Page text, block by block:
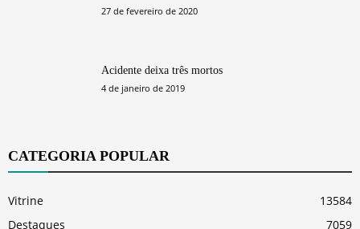
27 de fevereiro de 2020
Acidente deixa três mortos
4 de janeiro de 2019
CATEGORIA POPULAR
Vitrine
13584
Destaques
7059